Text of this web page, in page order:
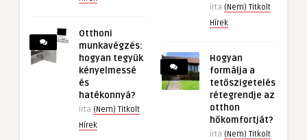
Otthoni
munkavégzés:
hogyan tegyük
kényelmessé
és
hatékonnyá?
írta (Nem) Titkolt
Hírek
írta (Nem) Titkolt
Hírek
Hogyan
formálja a
tetőszigetelés
rétegrendje az
otthon
hőkomfortját?
írta (Nem) Titkolt